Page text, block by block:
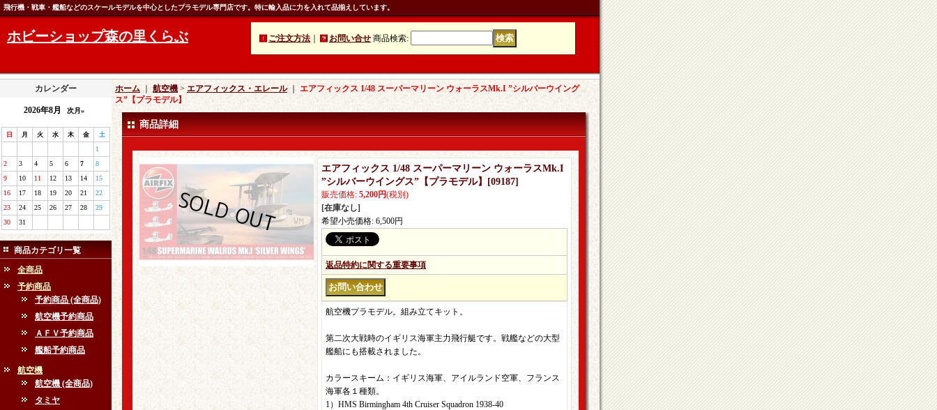
飛行機・戦車・艦船などのスケールモデルを中心としたプラモデル専門店です。特に輸入品に力を入れて品揃えしています。
ホビーショップ森の里くらぶ ご注文方法 お問い合せ 商品検索:
カレンダー
2026年8月 次月»
日 月 火 水 木 金 土
1
2
3 4 5 6 7
8
9
10 11 12 13 14
15
16
17 18 19 20 21
22
23
24 25 26 27 28
29
30
31
商品カテゴリ一覧
全商品
予約商品
予約商品 (全商品)
航空機予約商品
ＡＦＶ予約商品
艦船予約商品
航空機
航空機 (全商品)
タミヤ
ホーム 航空機 > エアフィックス・エレール｜ エアフィックス 1/48 スーパーマリーン ウォーラスMk.I ”シルバーウイング
ス”【プラモデル】
商品詳細
エアフィックス 1/48 スーパーマリーン ウォーラスMk.I
”シルバーウイングス”【プラモデル】
[09187]
販売価格: 5,200円(税別)
[在庫なし]
希望小売価格: 6,500円
返品特約に関する重要事項
航空機プラモデル。組み立てキット。
第二次大戦時のイギリス海軍主力飛行艇です。戦艦などの大型
艦船にも搭載されました。
カラースキーム：イギリス海軍、アイルランド空軍、フランス
海軍各１種類。
1）HMS Birmingham 4th Cruiser Squadron 1938-40